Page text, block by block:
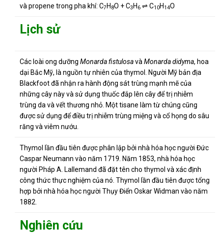
và propene trong pha khí: C7H8O + C3H6 ⇌ C10H14O
Lịch sử
Các loài ong dưỡng Monarda fistulosavà Monarda didyma, hoa
dại Bắc Mỹ, là nguồn tự nhiên của thymol. Người Mỹ bản địa
Blackfoot đã nhận ra hành động sát trùng mạnh mẽ của
những cây này và sử dụng thuốc đắp lên cây để trị nhiễm
trùng da và vết thương nhỏ. Một tisane làm từ chúng cũng
được sử dụng để điều trị nhiễm trùng miệng và cổ họng do sâu
răng và viêm nướu.
Thymol lần đầu tiên được phân lập bởi nhà hóa học người Đức
Caspar Neumann vào năm 1719. Năm 1853, nhà hóa học
người Pháp A. Lallemand đã đặt tên cho thymol và xác định
công thức thực nghiệm của nó. Thymol lần đầu tiên được tổng
hợp bởi nhà hóa học người Thụy Điển Oskar Widman vào năm
1882.
Nghiên cứu